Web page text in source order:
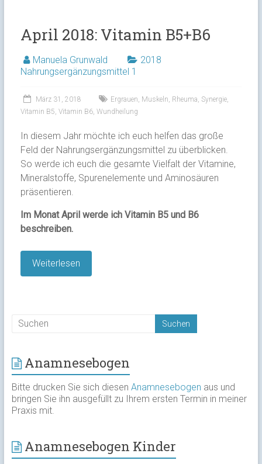
April 2018: Vitamin B5+B6
Manuela Grunwald
2018
Nahrungsergänzungsmittel 1
März 31, 2018 Ergrauen Muskeln Rheuma Synergie,
Vitamin B5 Vitamin B6, Wundheilung
In diesem Jahr möchte ich euch helfen das große
Feld der Nahrungsergänzungsmittel zu überblicken.
So werde ich euch die gesamte Vielfalt der Vitamine,
Mineralstoffe, Spurenelemente und Aminosäuren
präsentieren.
Im Monat April werde ich Vitamin B5 und B6
beschreiben.
Weiterlesen
Anamnesebogen
Bitte drucken Sie sich diesen Anamnesebogen aus und
bringen Sie ihn ausgefüllt zu Ihrem ersten Termin in meiner
Praxis mit.
Anamnesebogen Kinder